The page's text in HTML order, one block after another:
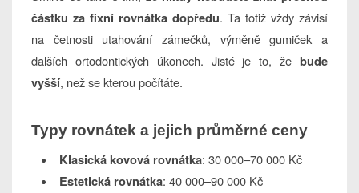
částku za fixní rovnátka dopředu. Ta totiž vždy závisí
na četnosti utahování zámečků, výměně gumiček a
dalších ortodontických úkonech. Jisté je to, že bude
vyšší, než se kterou počítáte.
Typy rovnátek a jejich průměrné ceny
Klasická kovová rovnátka: 30 000–70 000 Kč
Estetická rovnátka: 40 000–90 000 Kč